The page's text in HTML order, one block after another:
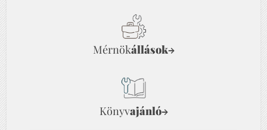
Mérnökállások→
Könyvajánló→